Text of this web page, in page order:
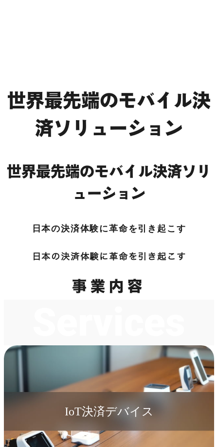
世界最先端のモバイル決
済ソリューション
世界最先端のモバイル決済ソリ
ューション
日本の決済体験に革命を引き起こす
日本の決済体験に革命を引き起こす
事業内容
IoT決済デバイス